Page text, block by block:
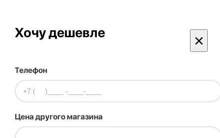
Хочу дешевле ×
Телефон
Цена другого магазина